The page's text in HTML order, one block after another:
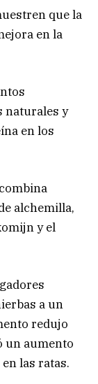
que la
en la
naturales y
en los
alchemilla,
y el
a un
redujo
un aumento
las ratas.